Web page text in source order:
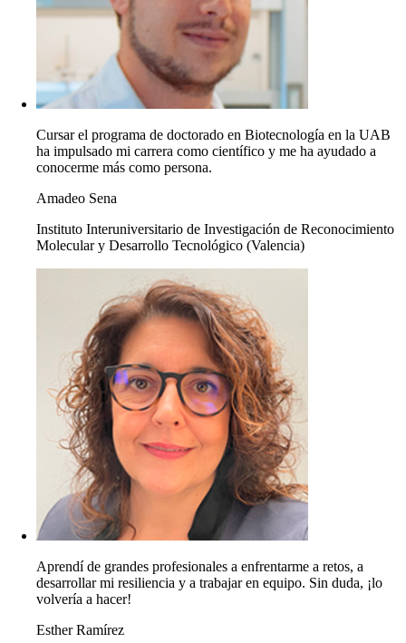
Cursar el programa de doctorado en Biotecnología en la UAB
ha impulsado mi carrera como científico y me ha ayudado a
conocerme más como persona.
Amadeo Sena
Instituto Interuniversitario de Investigación de Reconocimiento
Molecular y Desarrollo Tecnológico (Valencia)
Aprendí de grandes profesionales a enfrentarme a retos, a
desarrollar mi resiliencia y a trabajar en equipo. Sin duda, ¡lo
volvería a hacer!
Esther Ramírez